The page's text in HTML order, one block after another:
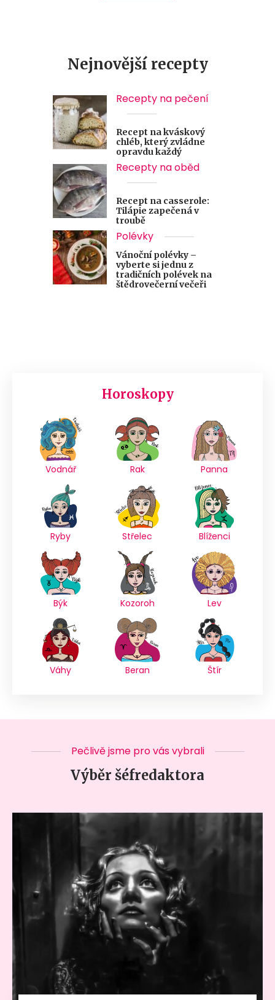
Nejnovější recepty
Recepty na pečení
Recept na kváskový
chléb, který zvládne
opravdu každý
Recepty na oběd
Recept na casserole:
Tilápie zapečená v
troubě
Polévky
Vánoční polévky –
vyberte si jednu z
tradičních polévek na
štědrovečerní večeři
Horoskopy
Vodnář Rak Panna
Ryby Střelec Blíženci
Býk Kozoroh Lev
Váhy Beran Štír
Pečlivě jsme pro vás vybrali
Výběr šéfredaktora